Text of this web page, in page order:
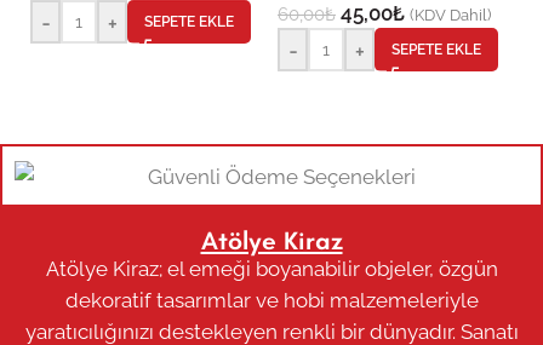
- + SEPETE EKLE 60,00₺ 45,00₺ (KDV Dahil)
- + SEPETE EKLE
Atölye Kiraz
Atölye Kiraz; el emeği boyanabilir objeler, özgün
dekoratif tasarımlar ve hobi malzemeleriyle
yaratıcılığınızı destekleyen renkli bir dünyadır. Sanatı